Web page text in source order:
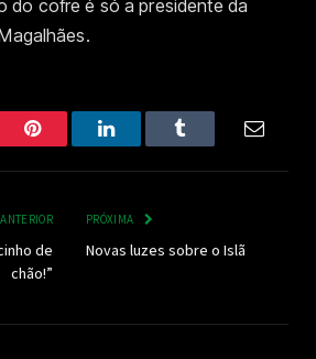
do cofre é só a presidente da
Pinterest LinkedInTumblr Email
ANTERIOR
de
chão!”
PRÓXIMA
Novas luzes sobre o Islã